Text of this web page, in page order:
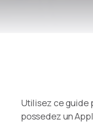
Utilisez ce guide
possedez un